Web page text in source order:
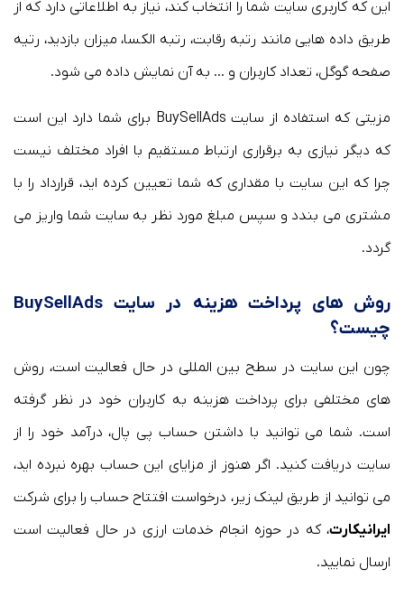
این که کاربری سایت شما را انتخاب کند، نیاز به اطلاعاتی دارد که از
طریق داده هایی مانند رتبه رقابت، رتبه الکسا، میزان بازدید، رتیه
صفحه گوگل، تعداد کاربران و … به آن نمایش داده می شود.
مزیتی که استفاده از سایت BuySellAds برای شما دارد این است
که دیگر نیازی به برقراری ارتباط مستقیم با افراد مختلف نیست
چرا که این سایت با مقداری که شما تعیین کرده اید، قرارداد را با
مشتری می بندد و سپس مبلغ مورد نظر به سایت شما واریز می
گردد.
روش های پرداخت هزینه در سایت BuySellAds
چیست؟
چون این سایت در سطح بین المللی در حال فعالیت است، روش
های مختلفی برای پرداخت هزینه به کاربران خود در نظر گرفته
است. شما می توانید با داشتن حساب پی پال، درآمد خود را از
سایت دریافت کنید. اگر هنوز از مزایای این حساب بهره نبرده اید،
می توانید از طریق لینک زیر، درخواست افتتاح حساب را برای شرکت
ایرانیکارت، که در حوزه انجام خدمات ارزی در حال فعالیت است
ارسال نمایید.